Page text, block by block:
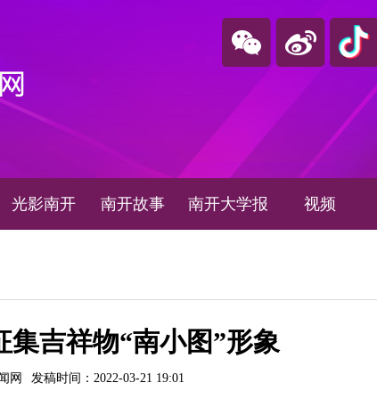
光影南开 南开故事 南开大学报 视频
集吉祥物“南小图”形象
网 发稿时间：2022-03-21 19:01